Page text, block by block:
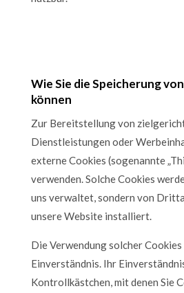
Wie Sie die Speicherung
können
Zur Bereitstellung von
Dienstleistungen oder
externe Cookies (sogenannte
verwenden. Solche Cookies
uns verwaltet, sondern von
unsere Website installiert.
Die Verwendung solcher
Einverständnis. Ihr
Kontrollkästchen, mit denen Sie